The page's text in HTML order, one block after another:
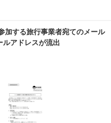
加する旅行事業者宛てのメール
アドレスが流出